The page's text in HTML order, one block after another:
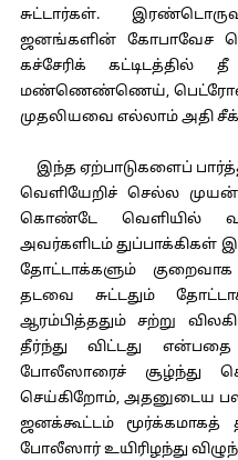
சுட்டார்கள்.
ஜனங்களின் கோபாவேச
கச்சேரிக் கட்டிடத்தில்
மண்ணெண்ணெய், பெட்ரோல்,
முதலியவை எல்லாம் அதி
இந்த ஏற்பாடுகளைப்
வெளியேறிச் செல்ல
கொண்டே வெளியில்
அவர்களிடம்
தோட்டாக்களும்
தடவை சுட்டதும்
ஆரம்பித்ததும் சற்று
தீர்ந்து விட்டது என்பதை
போலீஸாரைச் சூழ்ந்து
செய்கிறோம், அதனுடைய
ஜனக்கூட்டம்
போலீஸார் உயிரிழந்து